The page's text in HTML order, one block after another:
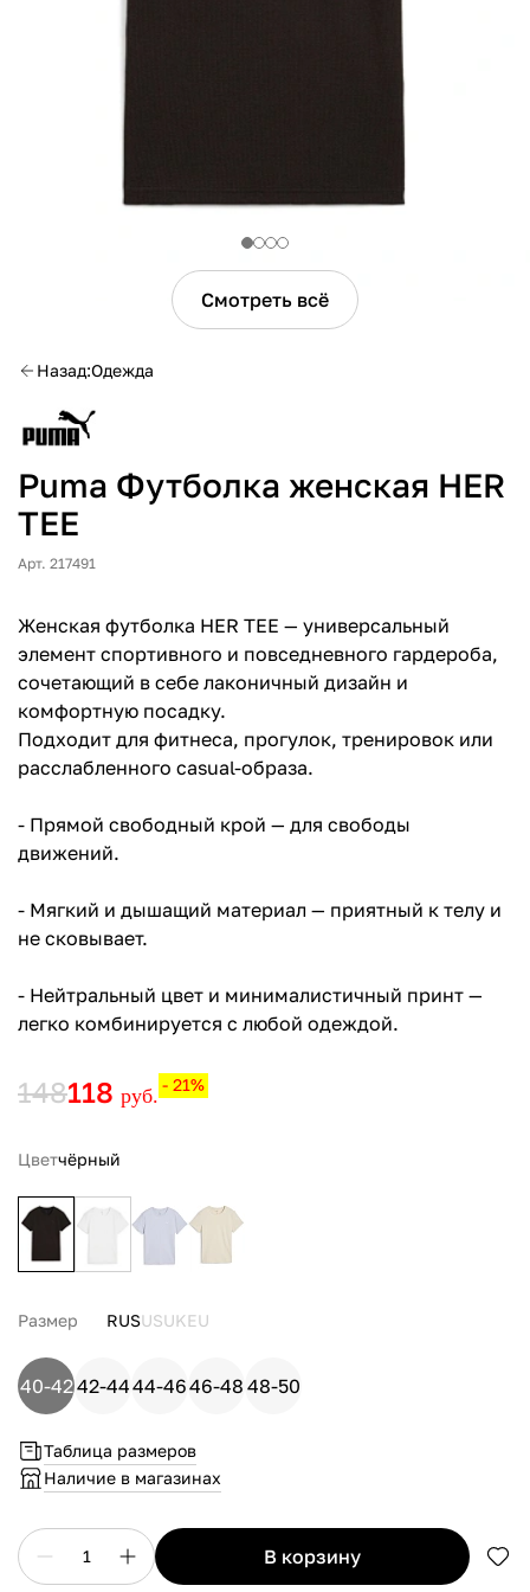
Смотреть всё
Назад Одежда
Puma Футболка женская HER
TEE
Арт. 217491
Женская футболка HER TEE — универсальный
элемент спортивного и повседневного гардероба,
сочетающий в себе лаконичный дизайн и
комфортную посадку.
Подходит для фитнеса, прогулок, тренировок или
расслабленного casual-образа.
- Прямой свободный крой — для свободы
движений.
- Мягкий и дышащий материал — приятный к телу и
не сковывает.
- Нейтральный цвет и минималистичный принт —
легко комбинируется с любой одеждой.
148118 руб. - 21%
Цветчёрный
Размер RUSUSUKEU
40-4242-4444-4646-48 48-50
Таблица размеров
Наличие в магазинах
1 в корзину